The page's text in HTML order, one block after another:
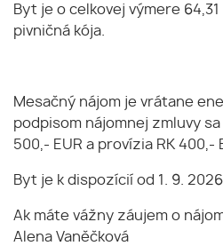
Byt je o celkovej výmere
pivničná kója.
Mesačný nájom je vrátane
podpisom nájomnej zmluvy
500,- EUR a provízia RK 400,-
Byt je k dispozícií od 1. 9. 2026
Ak máte vážny záujem o
Alena Vaněčková